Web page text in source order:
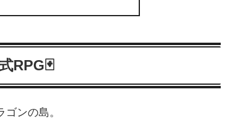
RPG🃏
ンの島。